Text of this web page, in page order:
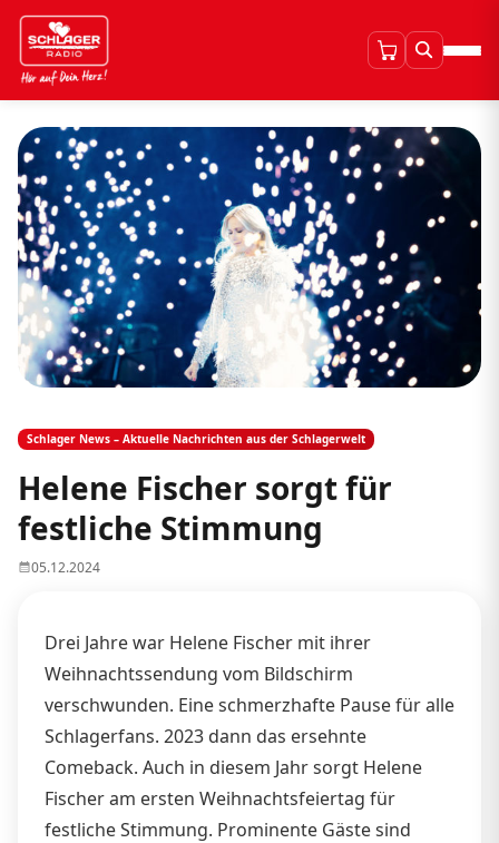
Schlager News – Aktuelle Nachrichten aus der Schlagerwelt
Helene Fischer sorgt für
festliche Stimmung
05.12.2024
Drei Jahre war Helene Fischer mit ihrer
Weihnachtssendung vom Bildschirm
verschwunden. Eine schmerzhafte Pause für alle
Schlagerfans. 2023 dann das ersehnte
Comeback. Auch in diesem Jahr sorgt Helene
Fischer am ersten Weihnachtsfeiertag für
festliche Stimmung. Prominente Gäste sind